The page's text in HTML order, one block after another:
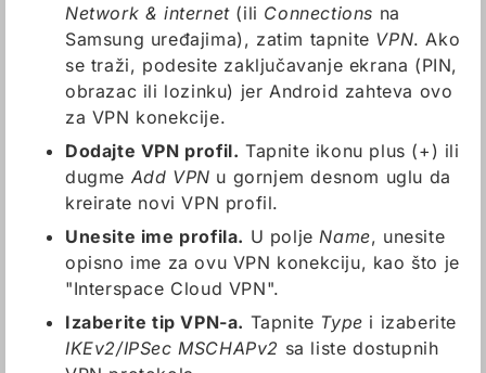
Network & internet(ili Connections na
Samsung uređajima), zatim tapnite VPN. Ako
se traži, podesite zaključavanje ekrana (PIN,
obrazac ili lozinku) jer Android zahteva ovo
za VPN konekcije.
Dodajte VPN profil. Tapnite ikonu plus (+) ili
dugme Add VPN u gornjem desnom uglu da
kreirate novi VPN profil.
Unesite ime profila. U polje Name, unesite
opisno ime za ovu VPN konekciju, kao što je
"Interspace Cloud VPN".
Izaberite tip VPN-a. Tapnite Type i izaberite
IKEv2/IPSec MSCHAPv2 sa liste dostupnih